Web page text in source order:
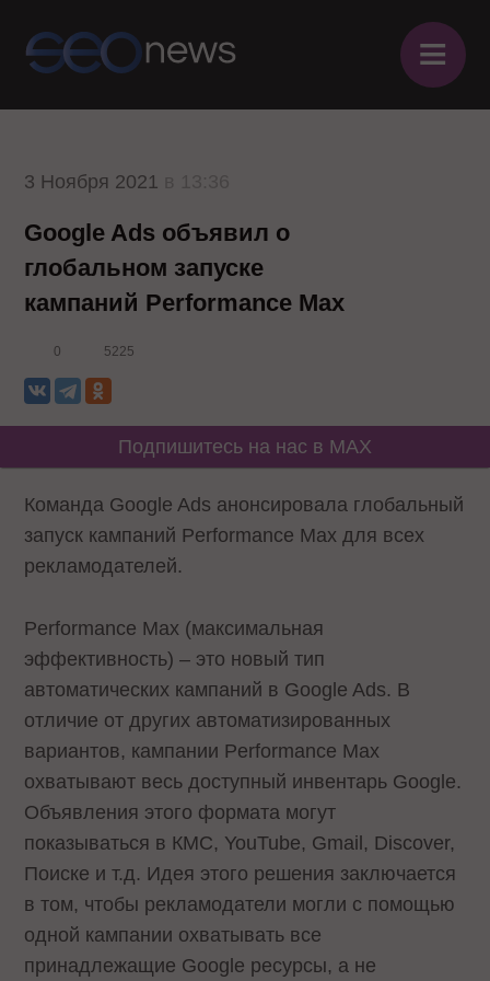
≡
3 Ноября 2021
Google Ads объявил о
глобальном запуске
кампаний Performance Max
0 5225
Подпишитесь на нас в MAX
Команда Google Ads анонсировала глобальный
запуск кампаний Performance Max для всех
рекламодателей.
Performance Max (максимальная
эффективность) – это новый тип
автоматических кампаний в Google Ads. В
отличие от других автоматизированных
вариантов, кампании Performance Max
охватывают весь доступный инвентарь Google.
Объявления этого формата могут
показываться в КМС, YouTube, Gmail, Discover,
Поиске и т.д. Идея этого решения заключается
в том, чтобы рекламодатели могли с помощью
одной кампании охватывать все
принадлежащие Google ресурсы, а не